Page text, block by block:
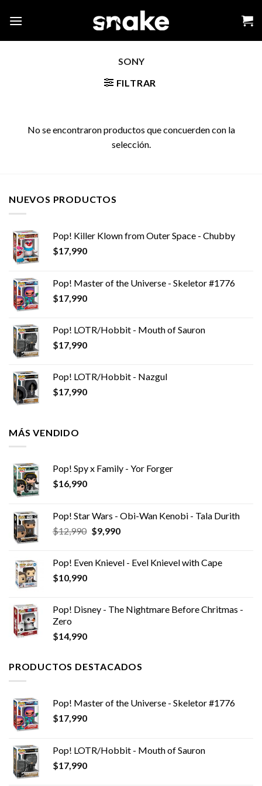
SONY
FILTRAR
No se encontraron productos que concuerden con la
selección.
NUEVOS PRODUCTOS
Pop! Killer Klown from Outer Space - Chubby
$17,990
Pop! Master of the Universe - Skeletor #1776
$17,990
Pop! LOTR/Hobbit - Mouth of Sauron
$17,990
Pop! LOTR/Hobbit - Nazgul
$17,990
MÁS VENDIDO
Pop! Spy x Family - Yor Forger
$16,990
Pop! Star Wars - Obi-Wan Kenobi - Tala Durith
$12,990 El
era:
$9,990El
es:
Pop! Even Knievel - Evel Knievel with Cape
$10,990
Pop! Disney - The Nightmare Before Chritmas -
Zero
$14,990
PRODUCTOS DESTACADOS
Pop! Master of the Universe - Skeletor #1776
$17,990
Pop! LOTR/Hobbit - Mouth of Sauron
$17,990